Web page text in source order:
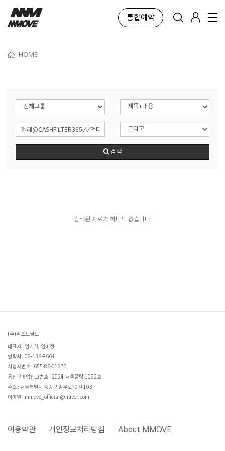
통합예약
HOME
검색
검색된 자료가 하나도 없습니다.
(주)넥스트필드
대표자 : 엄기석, 엄미정
연락처 : 02-436-8664
사업자번호 : 655-86-01273
통신판매업신고번호 : 2024-서울중랑-1092호
주소 : 서울특별시 중랑구 망우로70길 103
이메일 : mmove_official@naver.com
이용약관 개인정보처리방침 About MMOVE